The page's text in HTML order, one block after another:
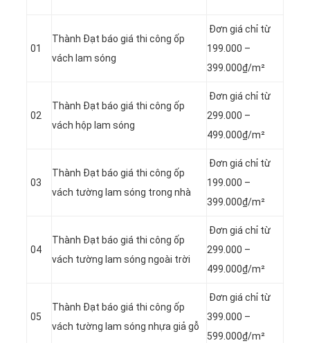
01
Thành Đạt báo giá thi công ốp
vách lam sóng
Đơn giá chỉ từ
199.000 –
399.000₫/m²
02
Thành Đạt báo giá thi công ốp
vách hộp lam sóng
Đơn giá chỉ từ
299.000 –
499.000₫/m²
03
Thành Đạt báo giá thi công ốp
vách tường lam sóng trong nhà
Đơn giá chỉ từ
199.000 –
399.000₫/m²
04
Thành Đạt báo giá thi công ốp
vách tường lam sóng ngoài trời
Đơn giá chỉ từ
299.000 –
499.000₫/m²
05
Thành Đạt báo giá thi công ốp
vách tường lam sóng nhựa giả gỗ
Đơn giá chỉ từ
399.000 –
599.000₫/m²